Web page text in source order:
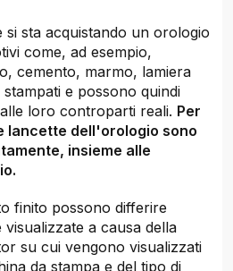
si sta acquistando un orologio
come, ad esempio,
cemento, marmo, lamiera
e possono quindi
loro controparti reali. Per
lancette dell'orologio sono
insieme alle
finito possono differire
a causa della
su cui vengono visualizzati
da stampa e del tipo di